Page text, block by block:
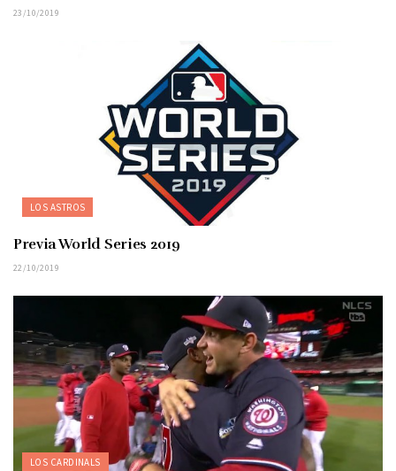
23/10/2019
LOS ASTROS
Previa World Series 2019
22/10/2019
LOS CARDINALS